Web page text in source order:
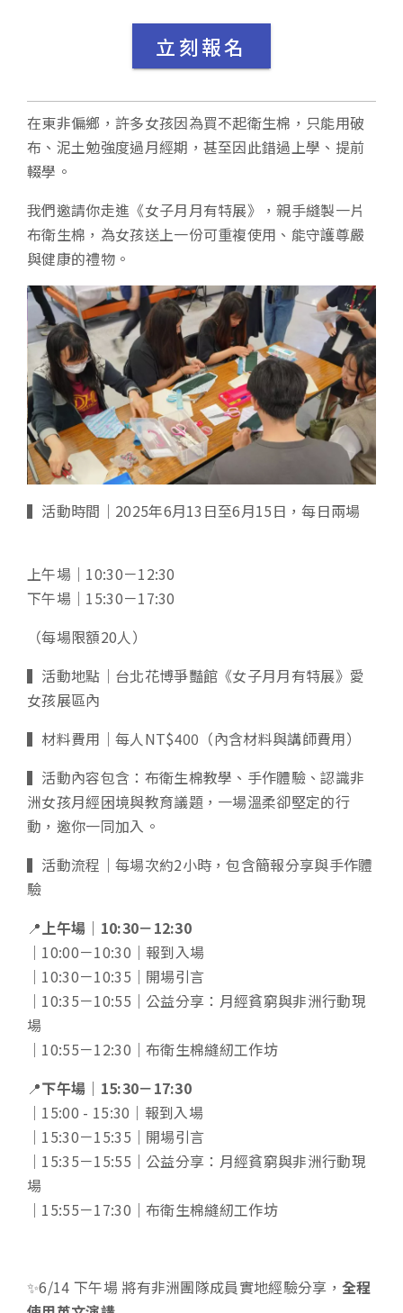
立刻報名
在東非偏鄉，許多女孩因為買不起衛生棉，只能用破
布、泥土勉強度過月經期，甚至因此錯過上學、提前
輟學。
我們邀請你走進《女子月月有特展》，親手縫製一片
布衛生棉，為女孩送上一份可重複使用、能守護尊嚴
與健康的禮物。
▍活動時間｜2025年6月13日至6月15日，每日兩場
上午場｜10:30－12:30
下午場｜15:30－17:30
（每場限額20人）
▍活動地點｜台北花博爭豔館《女子月月有特展》愛
女孩展區內
▍材料費用｜每人NT$400（內含材料與講師費用）
▍活動內容包含：布衛生棉教學、手作體驗、認識非
洲女孩月經困境與教育議題，一場溫柔卻堅定的行
動，邀你一同加入。
▍活動流程 ｜ 每場次約2小時，包含簡報分享與手作體
驗
📍上午場｜10:30－12:30
｜10:00－10:30｜報到入場
｜10:30－10:35｜開場引言
｜10:35－10:55｜公益分享：月經貧窮與非洲行動現
場
｜10:55－12:30｜布衛生棉縫紉工作坊
📍下午場｜15:30－17:30
｜15:00 - 15:30｜報到入場
｜15:30－15:35｜開場引言
｜15:35－15:55｜公益分享：月經貧窮與非洲行動現
場
｜15:55－17:30｜布衛生棉縫紉工作坊
✨6/14 下午場 將有非洲團隊成員實地經驗分享，全程